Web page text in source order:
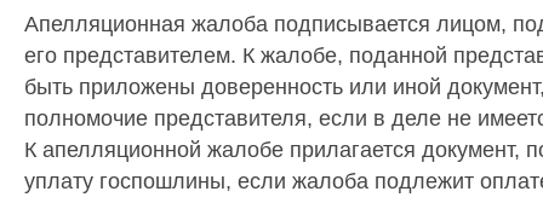
Апелляционная жалоба подписывается лицом,
его представителем. К жалобе, поданной
быть приложены доверенность или иной
полномочие представителя, если в деле не
К апелляционной жалобе прилагается документ,
уплату госпошлины, если жалоба подлежит